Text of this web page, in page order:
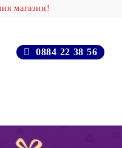
магазин!
0884 22 38 56